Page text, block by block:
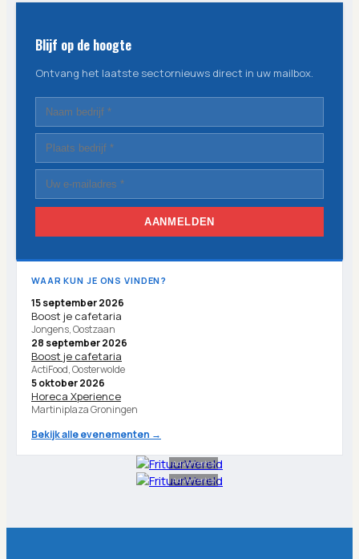
Blijf op de hoogte
Ontvang het laatste sectornieuws direct in uw mailbox.
AANMELDEN
WAAR KUN JE ONS VINDEN?
15 september 2026
Boost je cafetaria
Jongens, Oostzaan
28 september 2026
Boost je cafetaria
ActiFood, Oosterwolde
5 oktober 2026
Horeca Xperience
Martiniplaza Groningen
Bekijk alle evenementen →
Advertentie
Advertentie